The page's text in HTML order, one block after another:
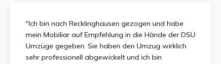
"Ich bin nach Recklinghausen gezogen und habe
mein Mobiliar auf Empfehlung in die Hände der DSU
Umzüge gegeben. Sie haben den Umzug wirklich
sehr professionell abgewickelt und ich bin